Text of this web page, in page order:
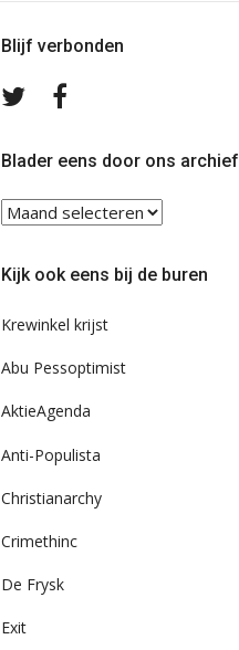
Blijf verbonden
Volg
TwitterFacebook
Blader eens door ons archief
Blader
eens
ons
Kijk ook eens bij de buren
Krewinkel krijst
Abu Pessoptimist
AktieAgenda
Anti-Populista
Christianarchy
Crimethinc
De Frysk
Exit